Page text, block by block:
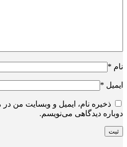
نام *
ایمیل *
ذخیره نام، ایمیل و وبسایت من
دوباره دیدگاهی می‌نویسم.